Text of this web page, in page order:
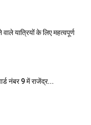
यात्रियों के लिए महत्वपूर्ण
नंबर 9 में राजेंद्र...